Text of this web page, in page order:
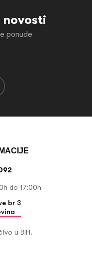
novosti
ponude
do 17:00h
br 3
u BIH.